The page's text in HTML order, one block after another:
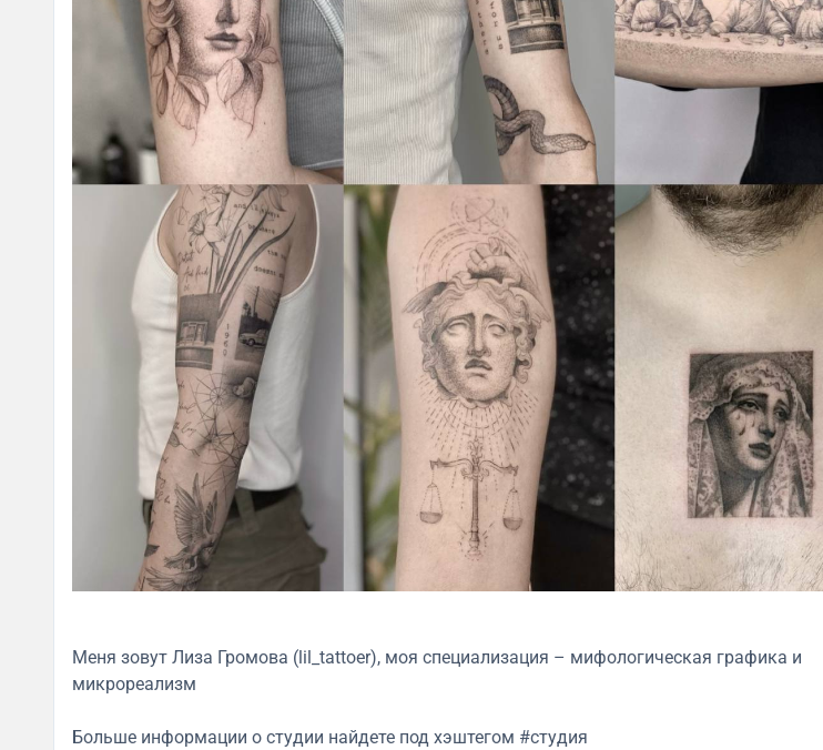
Меня зовут Лиза Громова (lil_tattoer), моя специализация – мифологическая графика и
микрореализм
Больше информации о студии найдете под хэштегом #студия